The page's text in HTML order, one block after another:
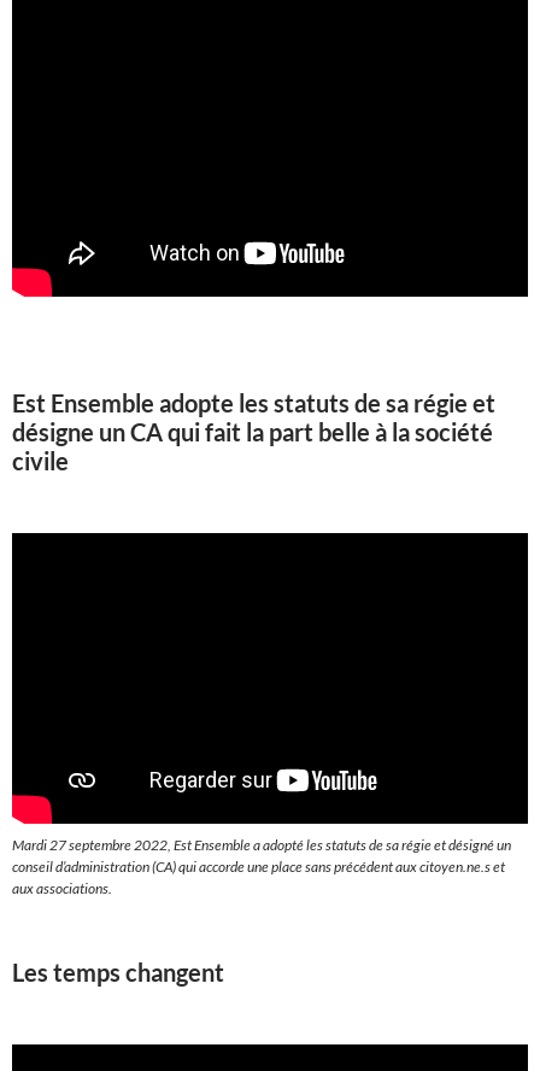
Est Ensemble adopte les statuts de sa régie et
désigne un CA qui fait la part belle à la société
civile
Mardi 27 septembre 2022, Est Ensemble a adopté les statuts de sa régie et désigné un
conseil d’administration (CA) qui accorde une place sans précédent aux citoyen.ne.s et
aux associations.
Les temps changent